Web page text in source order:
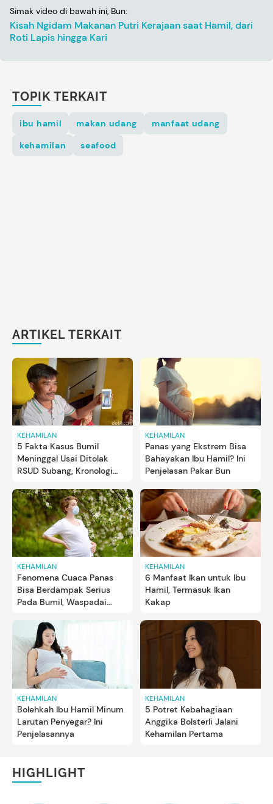
Simak video di bawah ini, Bun:
Kisah Ngidam Makanan Putri Kerajaan saat Hamil, dari
Roti Lapis hingga Kari
TOPIK TERKAIT
ibu hamil makan udang
manfaat udang
kehamilan
seafood
ARTIKEL TERKAIT
KEHAMILAN
5 Fakta Kasus Bumil
Meninggal Usai Ditolak
RSUD Subang, Kronologi
Kemenkes
KEHAMILAN
Panas yang Ekstrem Bisa
Bahayakan Ibu Hamil? Ini
Penjelasan Pakar Bun
KEHAMILAN
Fenomena Cuaca Panas
Bisa Berdampak Serius
Pada Bumil, Waspadai
KEHAMILAN
6 Manfaat Ikan untuk Ibu
Hamil, Termasuk Ikan
Kakap
KEHAMILAN
Bolehkah Ibu Hamil Minum
Larutan Penyegar? Ini
Penjelasannya
KEHAMILAN
5 Potret Kebahagiaan
Anggika Bolsterli Jalani
Kehamilan Pertama
HIGHLIGHT